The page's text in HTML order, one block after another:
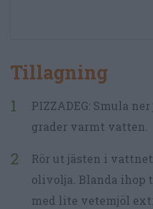
Tillagning
PIZZADEG: Smula
grader varmt vatten.
Rör ut jästen i
olivolja. Blanda ihop
med lite vetemjöl